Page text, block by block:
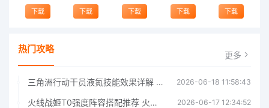
下载 下载 下载 下载 下载
热门攻略 更多
三角洲行动干员液氮技能效果详解 三角洲行动干员液氮技能介绍 2026-06-18 11:58:43
火线战姬T0强度阵容搭配推荐 火线战姬T0强度阵容哪个好 2026-06-17 12:34:52